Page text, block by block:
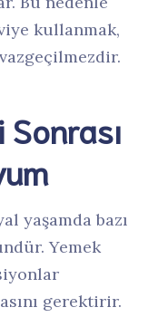
kullanmak,
yaşamda bazı
Yemek
gerektirir.